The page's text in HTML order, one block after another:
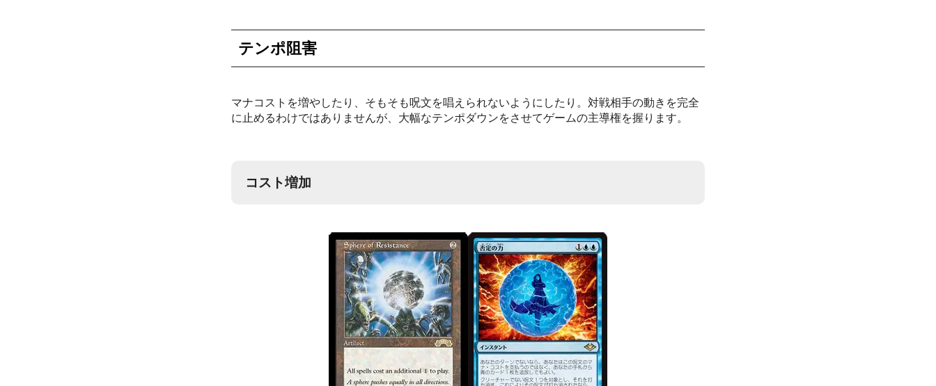
テンポ阻害
マナコストを増やしたり、そもそも呪文を唱えられないようにしたり。対戦相手の動きを完全
に止めるわけではありませんが、大幅なテンポダウンをさせてゲームの主導権を握ります。
コスト増加